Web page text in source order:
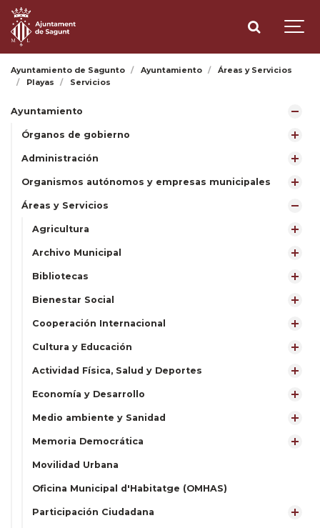
Ayuntamiento de Sagunto Ayuntamiento
Áreas y Servicios
Playas
Servicios
Ayuntamiento
Órganos de gobierno
Administración
Organismos autónomos y empresas municipales
Áreas y Servicios
Agricultura
Archivo Municipal
Bibliotecas
Bienestar Social
Cooperación Internacional
Cultura y Educación
Actividad Física, Salud y Deportes
Economía y Desarrollo
Medio ambiente y Sanidad
Memoria Democrática
Movilidad Urbana
Oficina Municipal d'Habitatge (OMHAS)
Participación Ciudadana